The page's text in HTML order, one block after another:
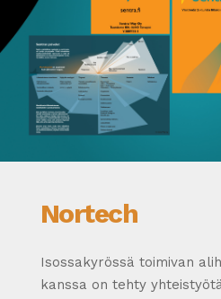
Nortech
Isossakyrössä toimivan
kanssa on tehty